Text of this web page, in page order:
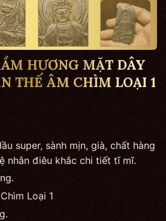
HƯƠNG MẶT DÂY
THẾ ÂM CHÌM LOẠI 1
super, sành mịn, già, chất hàng
nhân điêu khắc chi tiết tĩ mĩ.
Loại 1